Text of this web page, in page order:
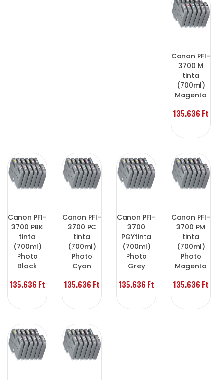
Canon PFI-
3700 M
tinta
(700ml)
Magenta
135.636 Ft
Canon PFI-
3700 PBK
tinta
(700ml)
Photo
Black
135.636 Ft
Canon PFI-
3700 PC
tinta
(700ml)
Photo
Cyan
135.636 Ft
Canon PFI-
3700
PGYtinta
(700ml)
Photo
Grey
135.636 Ft
Canon PFI-
3700 PM
tinta
(700ml)
Photo
Magenta
135.636 Ft